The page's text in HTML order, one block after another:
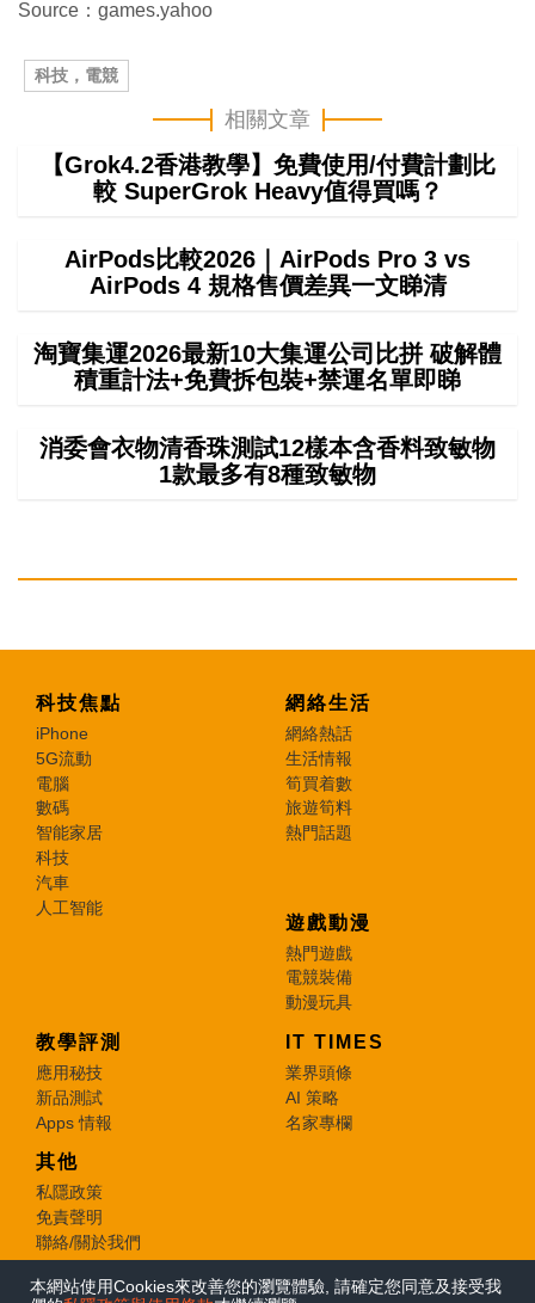
本網站使用Cookies來改善您的瀏覽體驗, 請確定您同意及接受我
Source：games.yahoo
科技，電競
相關文章
【Grok4.2香港教學】免費使用/付費計劃比
較 SuperGrok Heavy值得買嗎？
AirPods比較2026｜AirPods Pro 3 vs
AirPods 4 規格售價差異一文睇清
淘寶集運2026最新10大集運公司比拼 破解體
積重計法+免費拆包裝+禁運名單即睇
消委會衣物清香珠測試12樣本含香料致敏物
1款最多有8種致敏物
科技焦點
iPhone
5G流動
電腦
數碼
智能家居
科技
汽車
人工智能
網絡生活
網絡熱話
生活情報
筍買着數
旅遊筍料
熱門話題
遊戲動漫
熱門遊戲
電競裝備
動漫玩具
教學評測
應用秘技
新品測試
Apps 情報
IT TIMES
業界頭條
AI 策略
名家專欄
其他
私隱政策
免責聲明
聯絡/關於我們
© 2026 e-zone. All Rights Reserved.